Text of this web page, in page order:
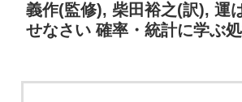
義作(監修), 柴田裕之(訳), 運
せなさい 確率・統計に学ぶ